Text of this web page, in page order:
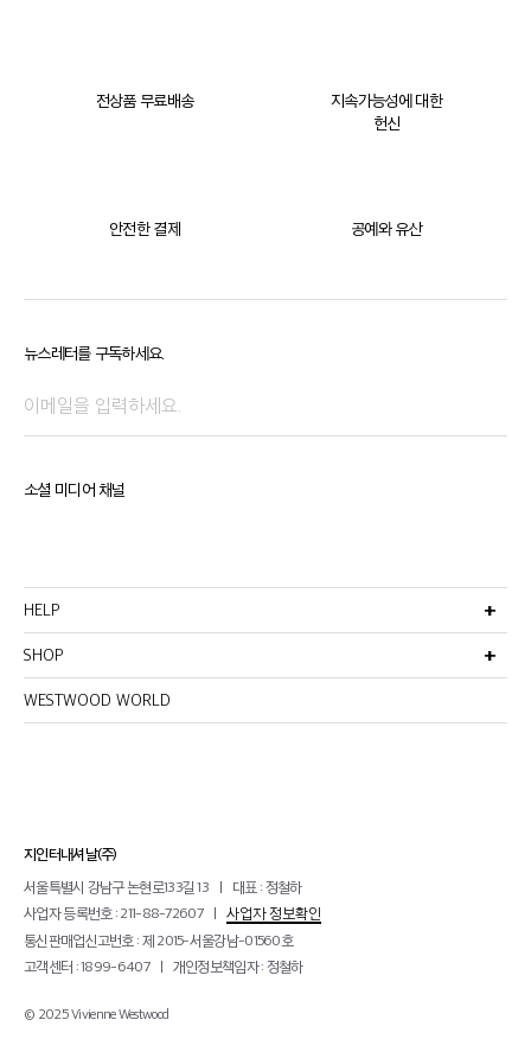
전상품 무료배송
지속가능성에 대한
헌신
안전한 결제 공예와 유산
뉴스레터를 구독하세요.
소셜 미디어 채널
HELP
고객서비스
비회원주문조회
선물포장서비스
반품 및 환불정책
매장찾기
SHOP
멤버십안내
이용약관
이메일무단수집거부
WESTWOOD WORLD
지인터내셔날(주)
서울특별시 강남구 논현로133길 13
대표 : 정철하
사업자 등록번호 : 211-88-72607
사업자 정보확인
통신판매업신고번호 : 제 2015-서울강남-01560호
고객센터 : 1899-6407
개인정보책임자 : 정철하
© 2025 Vivienne Westwood